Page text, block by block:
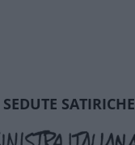
SEDUTE SATIRICHE